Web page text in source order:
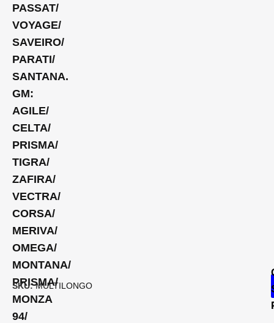
PASSAT/
VOYAGE/
SAVEIRO/
PARATI/
SANTANA.
GM:
AGILE/
CELTA/
PRISMA/
TIGRA/
ZAFIRA/
VECTRA/
CORSA/
MERIVA/
OMEGA/
MONTANA/
PRISMA/
MONZA
94/
SKU:MULTILONGO